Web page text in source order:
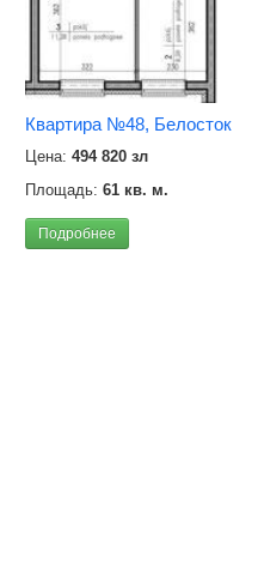
Квартира №48, Белосток
Цена: 494 820 зл
Площадь: 61 кв. м.
Подробнее